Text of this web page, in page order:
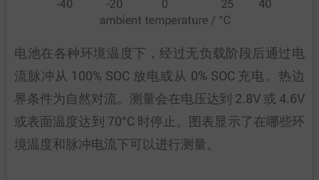
电池在各种环境温度下，经过无负载阶段后通过电
流脉冲从 100% SOC 放电或从 0% SOC 充电。热边
界条件为自然对流。测量会在电压达到 2.8V 或 4.6V
或表面温度达到 70°C 时停止。图表显示了在哪些环
境温度和脉冲电流下可以进行测量。